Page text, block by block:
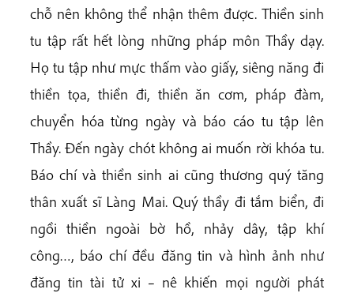
chỗ nên không thể nhận thêm được. Thiền sinh
tu tập rất hết lòng những pháp môn Thầy dạy.
Họ tu tập như mực thấm vào giấy, siêng năng đi
thiền tọa, thiền đi, thiền ăn cơm, pháp đàm,
chuyển hóa từng ngày và báo cáo tu tập lên
Thầy. Đến ngày chót không ai muốn rời khóa tu.
Báo chí và thiền sinh ai cũng thương quý tăng
thân xuất sĩ Làng Mai. Quý thầy đi tắm biển, đi
ngồi thiền ngoài bờ hồ, nhảy dây, tập khí
công…, báo chí đều đăng tin và hình ảnh như
đăng tin tài tử xi – nê khiến mọi người phát